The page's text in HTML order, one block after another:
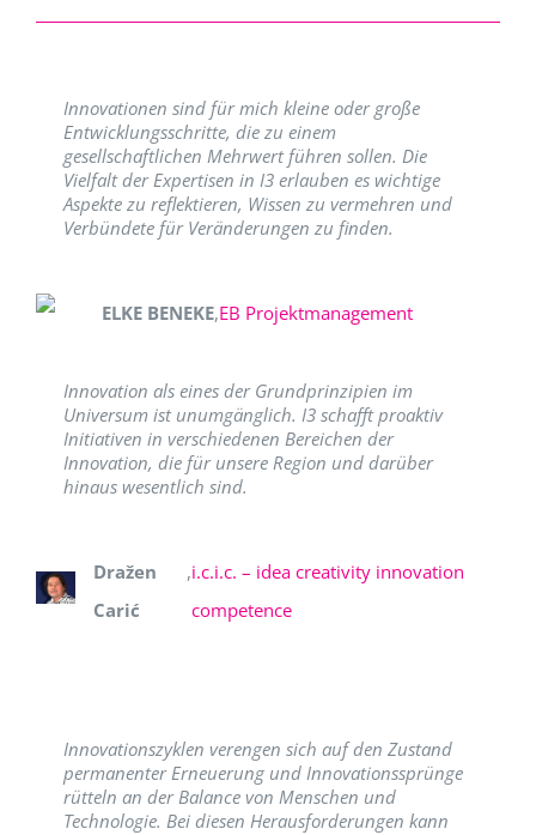
Innovationen sind für mich kleine oder große
Entwicklungsschritte, die zu einem
gesellschaftlichen Mehrwert führen sollen. Die
Vielfalt der Expertisen in I3 erlauben es wichtige
Aspekte zu reflektieren, Wissen zu vermehren und
Verbündete für Veränderungen zu finden.
ELKE BENEKE,EB Projektmanagement
Innovation als eines der Grundprinzipien im
Universum ist unumgänglich. I3 schafft proaktiv
Initiativen in verschiedenen Bereichen der
Innovation, die für unsere Region und darüber
hinaus wesentlich sind.
Dražen
Carić
,i.c.i.c. – idea creativity innovation
competence
Innovationszyklen verengen sich auf den Zustand
permanenter Erneuerung und Innovationssprünge
rütteln an der Balance von Menschen und
Technologie. Bei diesen Herausforderungen kann